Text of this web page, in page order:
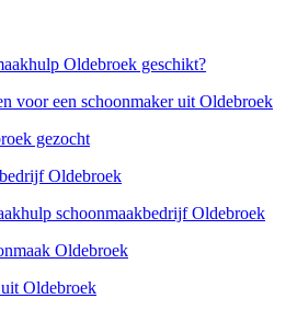
Oldebroek geschikt?
voor een schoonmaker uit Oldebroek
gezocht
Oldebroek
schoonmaakbedrijf Oldebroek
Oldebroek
Oldebroek